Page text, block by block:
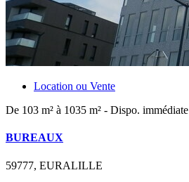
Location ou Vente
De 103 m² à 1035 m² - Dispo. immédiate
BUREAUX
59777, EURALILLE